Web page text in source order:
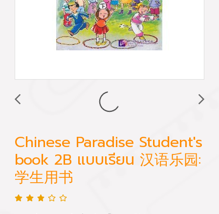
Chinese Paradise Student's
book 2B แบบเรียน 汉语乐园:
学生用书